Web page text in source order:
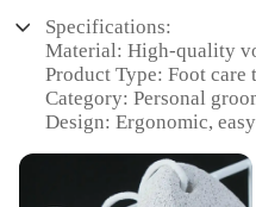
Specifications:
Material: High-quality
Product Type: Foot care
Category: Personal
Design: Ergonomic,
Performance:
Size: Comfortable to